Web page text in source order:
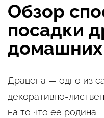
Обзор
посадки
домашних
Драцена — одно из
декоративно-
на то что ее родина